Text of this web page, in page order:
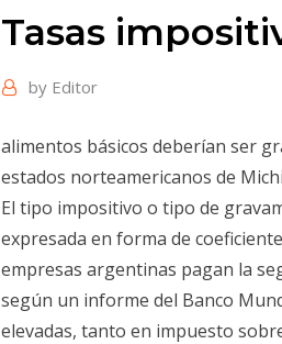
Tasas
by Editor
alimentos básicos deberían ser
estados norteamericanos de
El tipo impositivo o tipo de
expresada en forma de
empresas argentinas pagan la
según un informe del Banco
elevadas, tanto en impuesto